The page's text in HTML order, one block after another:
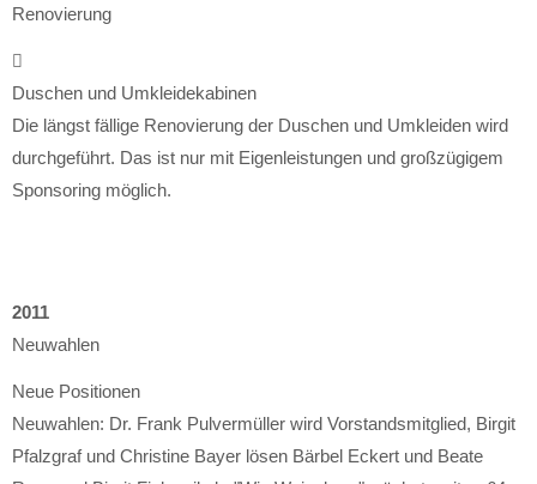
Renovierung
Duschen und Umkleidekabinen
Die längst fällige Renovierung der Duschen und Umkleiden wird
durchgeführt. Das ist nur mit Eigenleistungen und großzügigem
Sponsoring möglich.
2011
Neuwahlen
Neue Positionen
Neuwahlen: Dr. Frank Pulvermüller wird Vorstandsmitglied, Birgit
Pfalzgraf und Christine Bayer lösen Bärbel Eckert und Beate